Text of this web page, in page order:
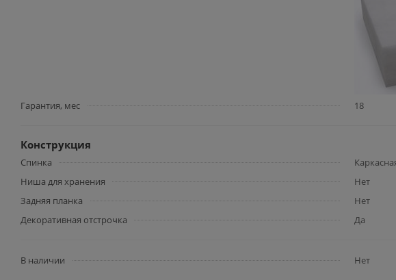
Гарантия, мес 18
Конструкция
Спинка
Ниша для хранения
Нет
Задняя планка
Нет
Декоративная отстрочка
Да
В наличии Нет